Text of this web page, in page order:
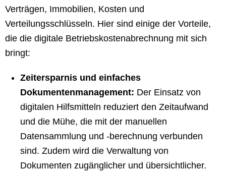
Verträgen, Immobilien, Kosten und
Verteilungsschlüsseln. Hier sind einige der Vorteile,
die die digitale Betriebskostenabrechnung mit sich
bringt:
Zeitersparnis und einfaches
Dokumentenmanagement: Der Einsatz von
digitalen Hilfsmitteln reduziert den Zeitaufwand
und die Mühe, die mit der manuellen
Datensammlung und -berechnung verbunden
sind. Zudem wird die Verwaltung von
Dokumenten zugänglicher und übersichtlicher.